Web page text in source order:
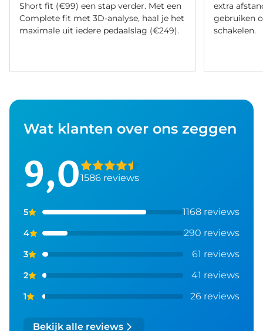
Short fit (€99) een stap verder. Met een
Complete fit met 3D-analyse, haal je het
maximale uit iedere pedaalslag (€249).
extra
gebruiken
schakelen.
Wat klanten over ons zeggen
9,01586 reviews
5 1168 reviews
4 290 reviews
3 61 reviews
2 41 reviews
1 26 reviews
Bekijk alle reviews